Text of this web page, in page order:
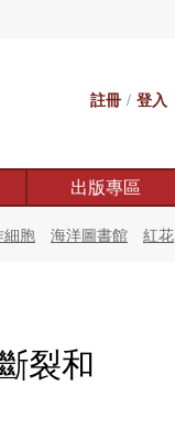
註冊 / 登入
出版專區
細胞 海洋圖書館 紅花
裂和